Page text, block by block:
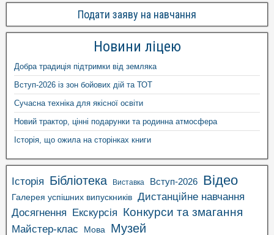
Подати заяву на навчання
Новини ліцею
Добра традиція підтримки від земляка
Вступ-2026 із зон бойових дій та ТОТ
Сучасна техніка для якісної освіти
Новий трактор, цінні подарунки та родинна атмосфера
Історія, що ожила на сторінках книги
Історія Бібліотека Виставка Вступ-2026 Відео
Галерея успішних випускників Дистанційне навчання
Досягнення Екскурсія Конкурси та змагання
Майстер-клас Мова Музей